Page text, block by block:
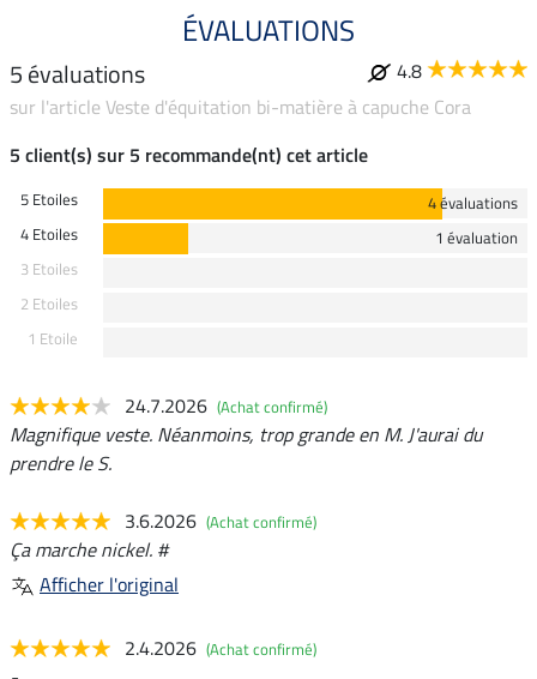
ÉVALUATIONS
5 évaluations
4.8
sur l'article Veste d'équitation bi-matière à capuche Cora
5 client(s) sur 5 recommande(nt) cet article
5 Etoiles
4 évaluations
4 Etoiles
1 évaluation
3 Etoiles
2 Etoiles
1 Etoile
24.7.2026 (Achat confirmé)
Magnifique veste. Néanmoins, trop grande en M. J'aurai du
prendre le S.
3.6.2026 (Achat confirmé)
Ça marche nickel. #
Afficher l'original
2.4.2026 (Achat confirmé)